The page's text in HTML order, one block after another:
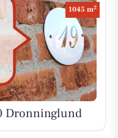
1045 m2
Dronninglund